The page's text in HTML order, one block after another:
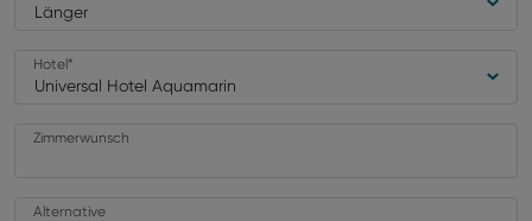
Länger
Universal Hotel Aquamarin
Hotel*
Zimmerwunsch
Alternative